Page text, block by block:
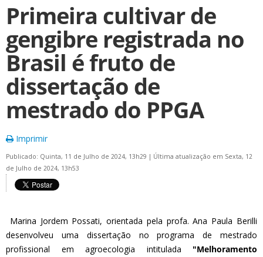
Primeira cultivar de
gengibre registrada no
Brasil é fruto de
dissertação de
mestrado do PPGA
Imprimir
Publicado: Quinta, 11 de Julho de 2024, 13h29 | Última atualização em Sexta, 12
de Julho de 2024, 13h53
Marina Jordem Possati, orientada pela profa. Ana Paula Berilli
desenvolveu uma dissertação no programa de mestrado
profissional em agroecologia intitulada "Melhoramento